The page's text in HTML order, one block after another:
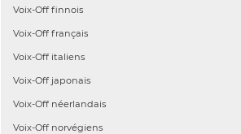
Voix-Off finnois
Voix-Off français
Voix-Off italiens
Voix-Off japonais
Voix-Off néerlandais
Voix-Off norvégiens